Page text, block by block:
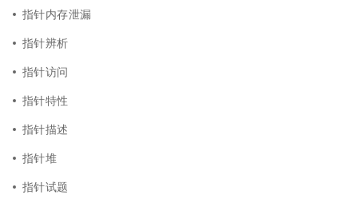
指针内存泄漏
指针辨析
指针访问
指针特性
指针描述
指针堆
指针试题